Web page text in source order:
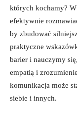
których kochamy?
efektywnie
by zbudować
praktyczne
barier i nauczymy
empatią i
komunikacja może
siebie i innych.